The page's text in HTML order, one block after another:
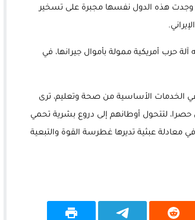
وجدت هذه الدول نفسها مجبرة على تسخير
حرب أمريكية ممولة بأموال جيرانها، في
الخدمات الأساسية من صحة وتعليم، ترى
حصرا، لتتحول أوطانهم إلى دروع بشرية تحمي
عبثية تديرها غطرسة القوة والتبعية